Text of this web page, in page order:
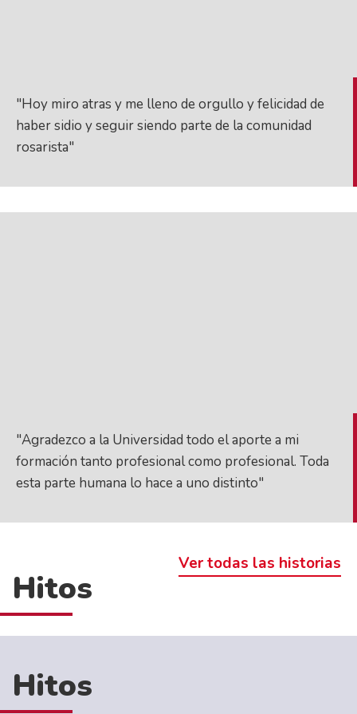
"Hoy miro atras y me lleno de orgullo y felicidad de
haber sidio y seguir siendo parte de la comunidad
rosarista"
"Agradezco a la Universidad todo el aporte a mi
formación tanto profesional como profesional. Toda
esta parte humana lo hace a uno distinto"
Ver todas las historias
Hitos
Hitos